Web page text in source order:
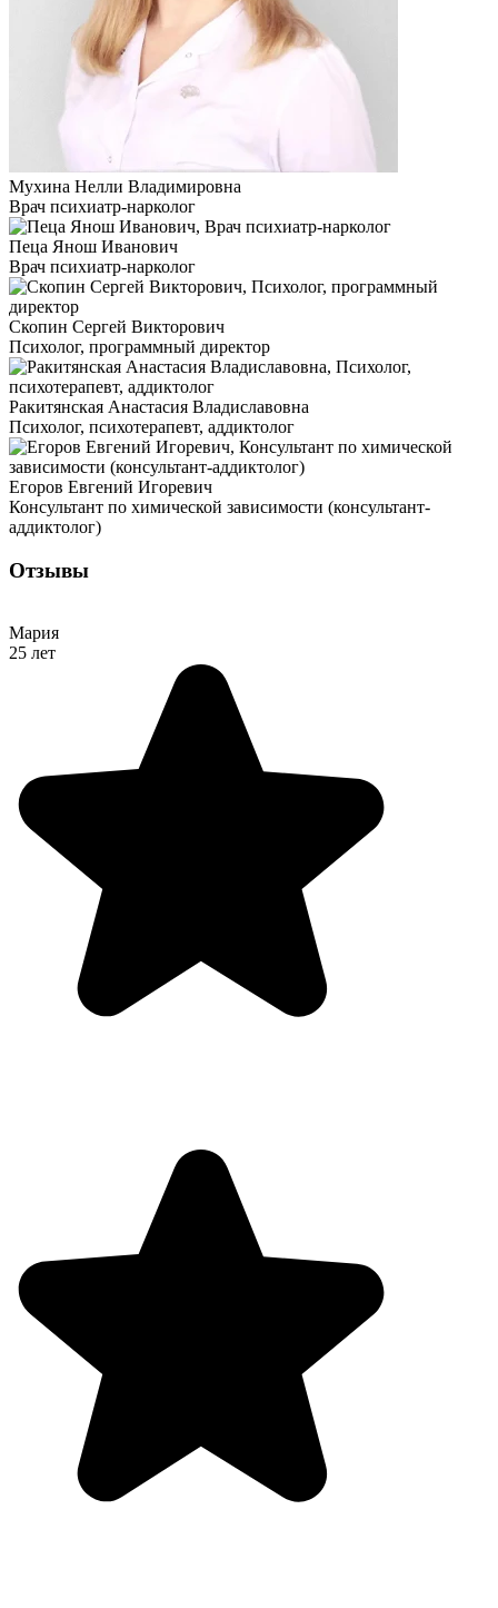
Мухина Нелли Владимировна
Врач психиатр-нарколог
Пеца Янош Иванович
Врач психиатр-нарколог
Скопин Сергей Викторович
Психолог, программный директор
Ракитянская Анастасия Владиславовна
Психолог, психотерапевт, аддиктолог
Егоров Евгений Игоревич
Консультант по химической зависимости (консультант-
аддиктолог)
Отзывы
Мария
25 лет